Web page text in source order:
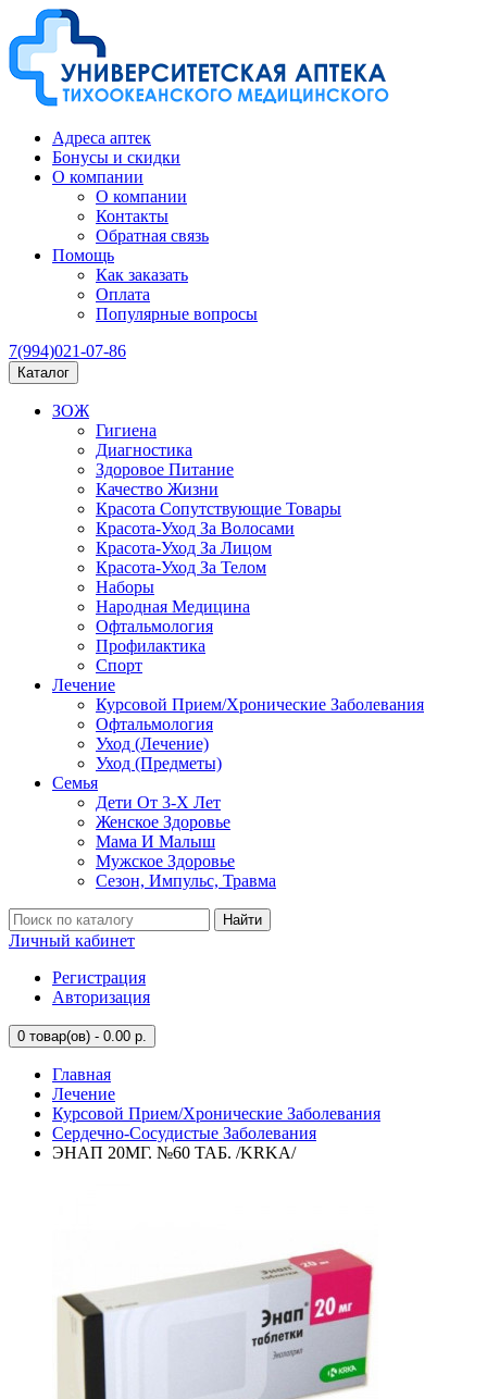
Адреса аптек
Бонусы и скидки
О компании
О компании
Контакты
Обратная связь
Помощь
Как заказать
Оплата
Популярные вопросы
7(994)021-07-86
Каталог
ЗОЖ
Гигиена
Диагностика
Здоровое Питание
Качество Жизни
Красота Сопутствующие Товары
Красота-Уход За Волосами
Красота-Уход За Лицом
Красота-Уход За Телом
Наборы
Народная Медицина
Офтальмология
Профилактика
Спорт
Лечение
Курсовой Прием/Хронические Заболевания
Офтальмология
Уход (Лечение)
Уход (Предметы)
Семья
Дети От 3-Х Лет
Женское Здоровье
Мама И Малыш
Мужское Здоровье
Сезон, Импульс, Травма
Найти
Личный кабинет
Регистрация
Авторизация
0 товар(ов) - 0.00 р.
Главная
Лечение
Курсовой Прием/Хронические Заболевания
Сердечно-Сосудистые Заболевания
ЭНАП 20МГ. №60 ТАБ. /KRKA/